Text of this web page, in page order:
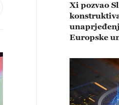
Xi pozvao
Europske